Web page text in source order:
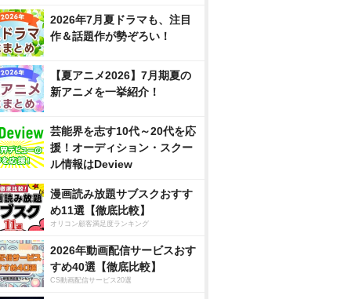
2026年7月夏ドラマも、注目
作＆話題作が勢ぞろい！
【夏アニメ2026】7月期夏の
新アニメを一挙紹介！
芸能界を志す10代～20代を応
援！オーディション・スクー
ル情報はDeview
漫画読み放題サブスクおすす
め11選【徹底比較】
オリコン顧客満足度ランキング
2026年動画配信サービスおす
すめ40選【徹底比較】
CS動画配信サービス20選